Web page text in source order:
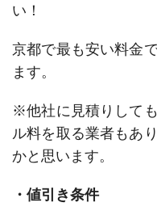
い！
京都で最も安い料金
ます。
※他社に見積りして
ル料を取る業者もあ
かと思います。
・値引き条件